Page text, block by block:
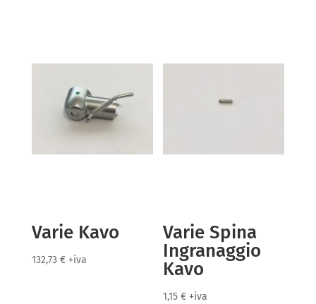
Varie Kavo
132,73 € +iva
Varie Spina
Ingranaggio
Kavo
1,15€ +iva